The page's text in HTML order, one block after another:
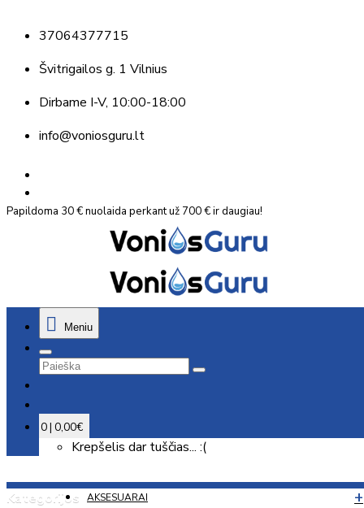
37064377715
Švitrigailos g. 1 Vilnius
Dirbame I-V, 10:00-18:00
info@voniosguru.lt
Papildoma 30 € nuolaida perkant už 700 € ir daugiau!
Meniu
0 | 0,00€
Krepšelis dar tuščias... :(
Kategorijos AKSESUARAI